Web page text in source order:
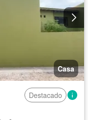
Casa
Destacado